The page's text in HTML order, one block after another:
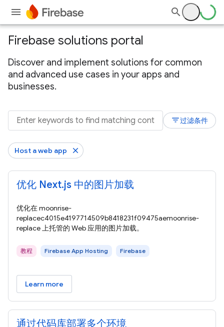
Firebase solutions portal
Discover and implement solutions for common
and advanced use cases in your apps and
businesses.
filter_list过滤条件
Host a web app
优化 Next.js 中的图片加载
优化在 moonrise-
replacec4015e4197714509b8418231f09475aemoonrise-
replace 上托管的 Web 应用的图片加载。
教程 Firebase App Hosting Firebase
Learn more
通过代码库部署多个环境